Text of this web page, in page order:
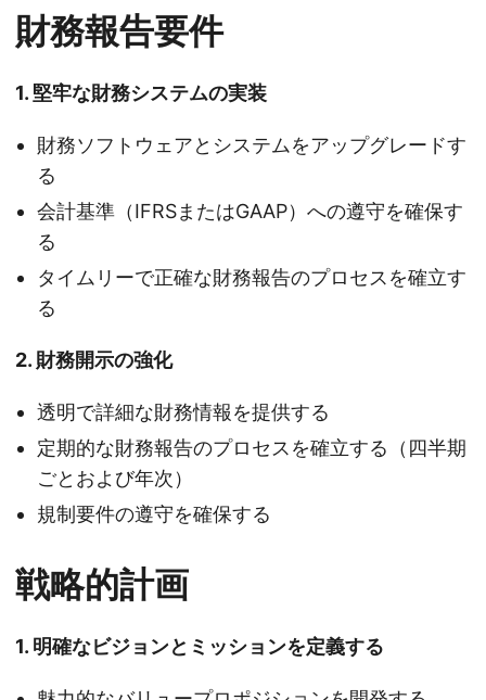
財務報告要件
1. 堅牢な財務システムの実装
財務ソフトウェアとシステムをアップグレードす
る
会計基準（IFRSまたはGAAP）への遵守を確保す
る
タイムリーで正確な財務報告のプロセスを確立す
る
2. 財務開示の強化
透明で詳細な財務情報を提供する
定期的な財務報告のプロセスを確立する（四半期
ごとおよび年次）
規制要件の遵守を確保する
戦略的計画
1. 明確なビジョンとミッションを定義する